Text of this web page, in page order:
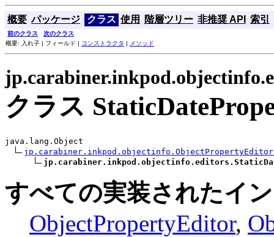
概要 パッケージ クラス 使用 階層ツリー 非推奨 API 索引
前のクラス
次のクラス
概要: 入れ子 | フィールド | コンストラクタ | メソッド
クラス
java.lang.Object
すべての実装されたイ
ObjectPropertyEditor,